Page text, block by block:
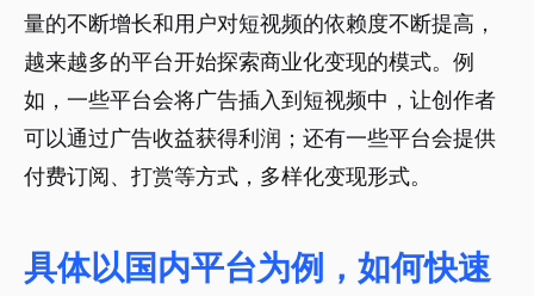
量的不断增长和用户对短视频的依赖度不断提高，
越来越多的平台开始探索商业化变现的模式。例
如，一些平台会将广告插入到短视频中，让创作者
可以通过广告收益获得利润；还有一些平台会提供
付费订阅、打赏等方式，多样化变现形式。
具体以国内平台为例，如何快速